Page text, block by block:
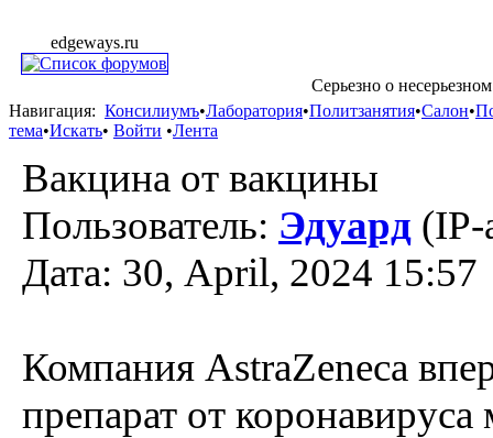
edgeways.ru
Серьезно о
Навигация: Консилиумъ•Лаборатория•Политзанятия•Салон•
тема•Искать• Войти •Лента
Вакцина от вакцины
Пользователь: Эдуард (IP-
Дата: 30, April, 2024 15:57
Компания AstraZeneca
препарат от